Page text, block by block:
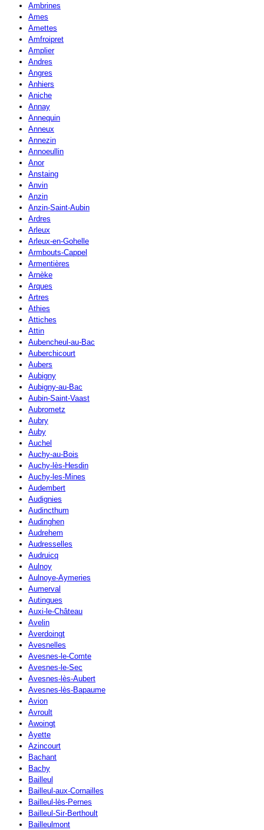
Ambrines
Ames
Amettes
Amfroipret
Amplier
Andres
Angres
Anhiers
Aniche
Annay
Annequin
Anneux
Annezin
Annoeullin
Anor
Anstaing
Anvin
Anzin
Anzin-Saint-Aubin
Ardres
Arleux
Arleux-en-Gohelle
Armbouts-Cappel
Armentières
Arnèke
Arques
Artres
Athies
Attiches
Attin
Aubencheul-au-Bac
Auberchicourt
Aubers
Aubigny
Aubigny-au-Bac
Aubin-Saint-Vaast
Aubrometz
Aubry
Auby
Auchel
Auchy-au-Bois
Auchy-lès-Hesdin
Auchy-les-Mines
Audembert
Audignies
Audincthum
Audinghen
Audrehem
Audresselles
Audruicq
Aulnoy
Aulnoye-Aymeries
Aumerval
Autingues
Auxi-le-Château
Avelin
Averdoingt
Avesnelles
Avesnes-le-Comte
Avesnes-le-Sec
Avesnes-lès-Aubert
Avesnes-lès-Bapaume
Avion
Avroult
Awoingt
Ayette
Azincourt
Bachant
Bachy
Bailleul
Bailleul-aux-Cornailles
Bailleul-lès-Pernes
Bailleul-Sir-Berthoult
Bailleulmont